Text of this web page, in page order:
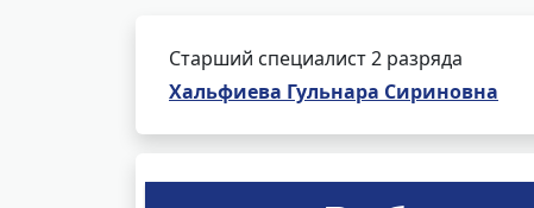
Старший специалист 2 разряда
Хальфиева Гульнара Сириновна